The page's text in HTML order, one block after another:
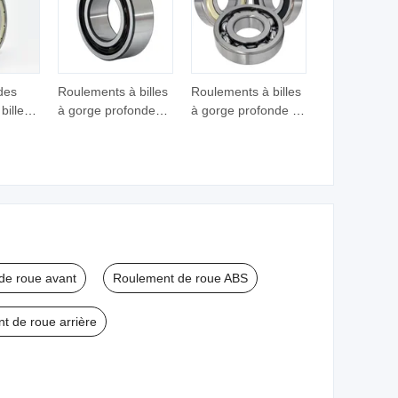
Roulements à billes
à gorge profonde
Roulements à billes
à gorge profonde en
spéciales Ss623
D/Wr144 Ss617/4X
roue avant Roulement de roue ABS
de roue arrière